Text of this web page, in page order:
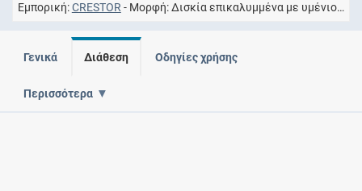
Εμπορική CRESTOR Μορφή Δισκία επικαλυμμένα με υμένιο
Γενικά Διάθεση Οδηγίες χρήσης
Περισσότερα